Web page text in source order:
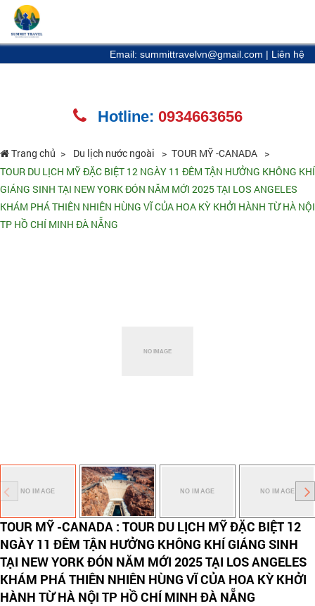
Email: summittravelvn@gmail.com | Liên hệ
Hotline: 0934663656
Trang chủ Du lịch nước ngoài
TOUR MỸ -CANADA
TOUR DU LỊCH MỸ ĐẶC BIỆT 12 NGÀY 11 ĐÊM TẬN HƯỞNG KHÔNG KHÍ
GIÁNG SINH TẠI NEW YORK ĐÓN NĂM MỚI 2025 TẠI LOS ANGELES
KHÁM PHÁ THIÊN NHIÊN HÙNG VĨ CỦA HOA KỲ KHỞI HÀNH TỪ HÀ NỘI
TP HỒ CHÍ MINH ĐÀ NẴNG
TOUR MỸ -CANADA : TOUR DU LỊCH MỸ ĐẶC BIỆT 12
NGÀY 11 ĐÊM TẬN HƯỞNG KHÔNG KHÍ GIÁNG SINH
TẠI NEW YORK ĐÓN NĂM MỚI 2025 TẠI LOS ANGELES
KHÁM PHÁ THIÊN NHIÊN HÙNG VĨ CỦA HOA KỲ KHỞI
HÀNH TỪ HÀ NỘI TP HỒ CHÍ MINH ĐÀ NẴNG